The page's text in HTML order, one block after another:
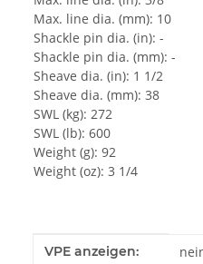
Max. line dia. (mm): 10
Shackle pin dia. (in): -
Shackle pin dia. (mm): -
Sheave dia. (in): 1 1/2
Sheave dia. (mm): 38
SWL (kg): 272
SWL (lb): 600
Weight (g): 92
Weight (oz): 3 1/4
Produkteigenschaft
Wert
VPE anzeigen: